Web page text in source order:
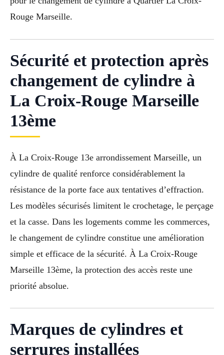
Rouge Marseille.
Sécurité et protection après
changement de cylindre à
La Croix-Rouge Marseille
13ème
À La Croix-Rouge 13e arrondissement Marseille, un
cylindre de qualité renforce considérablement la
résistance de la porte face aux tentatives d’effraction.
Les modèles sécurisés limitent le crochetage, le perçage
et la casse. Dans les logements comme les commerces,
le changement de cylindre constitue une amélioration
simple et efficace de la sécurité. À La Croix-Rouge
Marseille 13ème, la protection des accès reste une
priorité absolue.
Marques de cylindres et
serrures installées